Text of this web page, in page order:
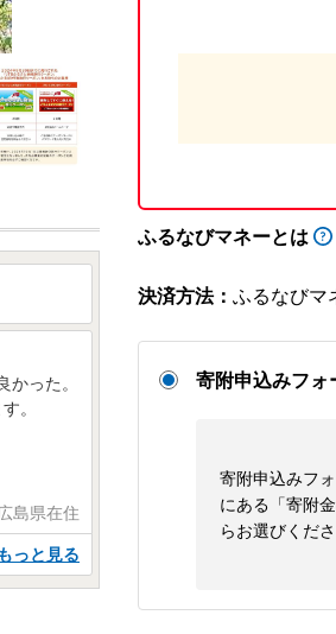
ふるなびマネーとは
決済方法： ふるなびマ
寄附申込みフォ
寄附申込みフ
にある「寄附
らお選びくださ
った。
。
島県在住
っと見る